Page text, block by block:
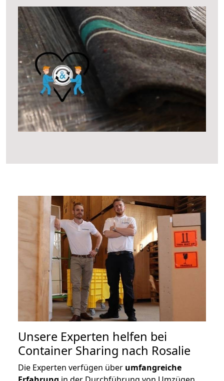
Unsere Experten helfen bei
Container Sharing nach Rosalie
Die Experten verfügen über umfangreiche